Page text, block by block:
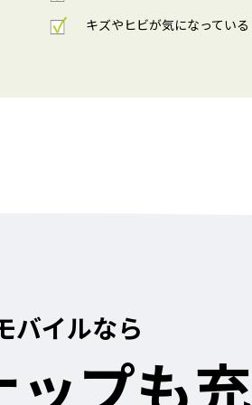
キズやヒビが気になっている
バイルなら